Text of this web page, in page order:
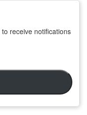
receive notifications